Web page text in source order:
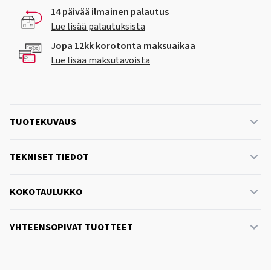
14 päivää ilmainen palautus
Lue lisää palautuksista
Jopa 12kk korotonta maksuaikaa
Lue lisää maksutavoista
TUOTEKUVAUS
TEKNISET TIEDOT
KOKOTAULUKKO
YHTEENSOPIVAT TUOTTEET